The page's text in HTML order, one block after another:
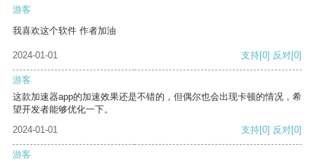
游客
我喜欢这个软件 作者加油
2024-01-01 支持[0] 反对[0]
游客
这款加速器app的加速效果还是不错的，但偶尔也会出现卡顿的情况，希
望开发者能够优化一下。
2024-01-01
支持[0] 反对[0]
游客